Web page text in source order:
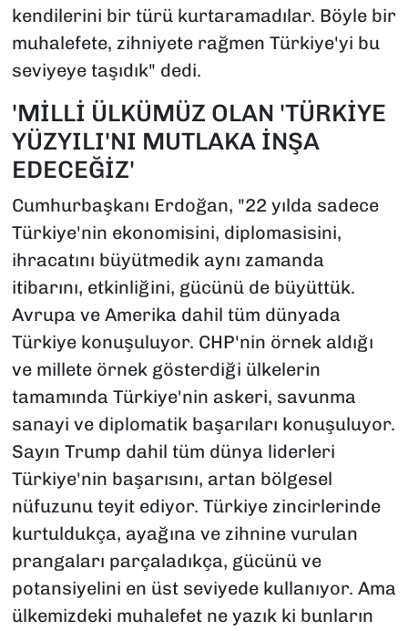
kendilerini bir türü kurtaramadılar. Böyle bir
muhalefete, zihniyete rağmen Türkiye'yi bu
seviyeye taşıdık" dedi.
'MİLLİ ÜLKÜMÜZ OLAN 'TÜRKİYE
YÜZYILI'NI MUTLAKA İNŞA
EDECEĞİZ'
Cumhurbaşkanı Erdoğan, "22 yılda sadece
Türkiye'nin ekonomisini, diplomasisini,
ihracatını büyütmedik aynı zamanda
itibarını, etkinliğini, gücünü de büyüttük.
Avrupa ve Amerika dahil tüm dünyada
Türkiye konuşuluyor. CHP'nin örnek aldığı
ve millete örnek gösterdiği ülkelerin
tamamında Türkiye'nin askeri, savunma
sanayi ve diplomatik başarıları konuşuluyor.
Sayın Trump dahil tüm dünya liderleri
Türkiye'nin başarısını, artan bölgesel
nüfuzunu teyit ediyor. Türkiye zincirlerinde
kurtuldukça, ayağına ve zihnine vurulan
prangaları parçaladıkça, gücünü ve
potansiyelini en üst seviyede kullanıyor. Ama
ülkemizdeki muhalefet ne yazık ki bunların